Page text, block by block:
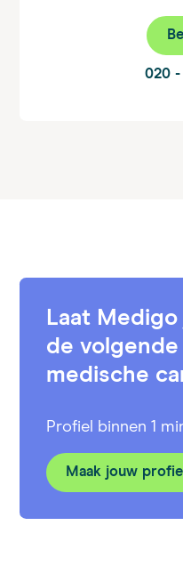
020
Laat
de
medische
Profiel binnen 1
Maak jouw